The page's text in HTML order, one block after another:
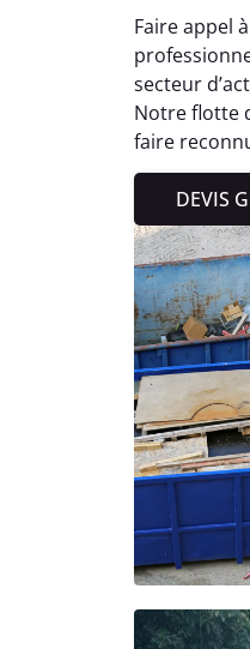
Faire appel
secteur
Notre flotte
faire
DEVIS